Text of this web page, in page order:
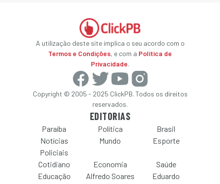
A utilização deste site implica o seu acordo com o
Termos e Condições, e com a Política de
Privacidade.
Copyright © 2005 - 2025 ClickPB. Todos os direitos
reservados.
EDITORIAS
Paraíba Política
Brasil
Notícias
Policiais
Mundo Esporte
Cotidiano Economia
Saúde
Educação
Alfredo Soares
Eduardo